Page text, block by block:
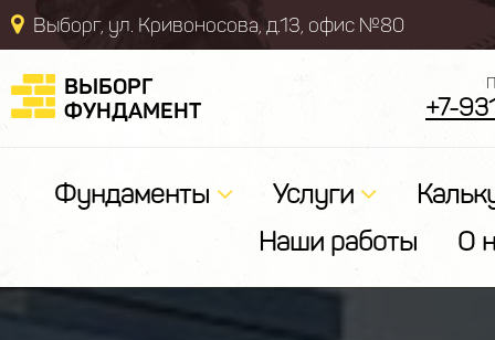
Выборг, ул. Кривоносова, д.13, офис №80
ВЫБОРГ
ФУНДАМЕНТ
+7-
Фундаменты Услуги
Наши работы
О